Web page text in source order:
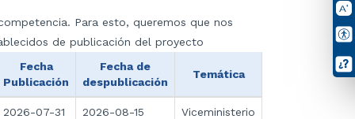
Para esto, queremos que nos
de publicación del proyecto
Fecha
Publicación
Fecha de
despublicación
Temática
2026-07-31 2026-08-15
Viceministerio